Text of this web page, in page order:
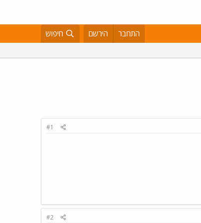
התחבר הירשם חיפוש
#1
#2